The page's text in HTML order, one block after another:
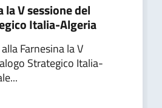
la V sessione del
Italia-Algeria
Farnesina la V
Strategico Italia-